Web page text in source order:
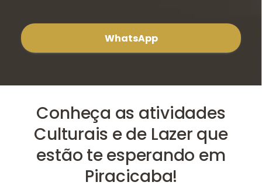
WhatsApp
Conheça as atividades
Culturais e de Lazer que
estão te esperando em
Piracicaba!